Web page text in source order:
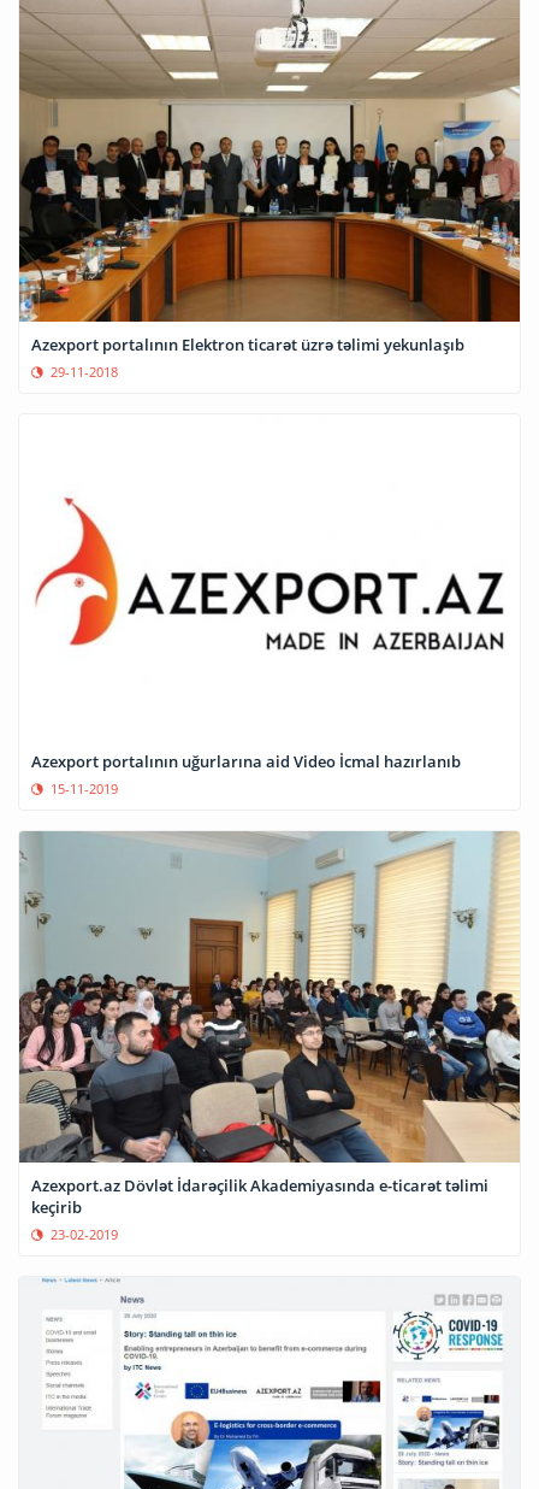
Azexport portalının Elektron ticarət üzrə təlimi yekunlaşıb
29-11-2018
Azexport portalının uğurlarına aid Video İcmal hazırlanıb
15-11-2019
Azexport.az Dövlət İdarəçilik Akademiyasında e-ticarət təlimi
keçirib
23-02-2019